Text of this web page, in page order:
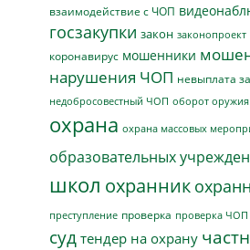
взаимодействие с ЧОП
госзакупки закон законопроект
коронавирус мошенники
нарушения ЧОП невыплата
недобросовестный ЧОП оборот оружия
охрана охрана массовых
образовательных
школ охранник
преступление проверка проверка ЧОП
суд тендер на охрану